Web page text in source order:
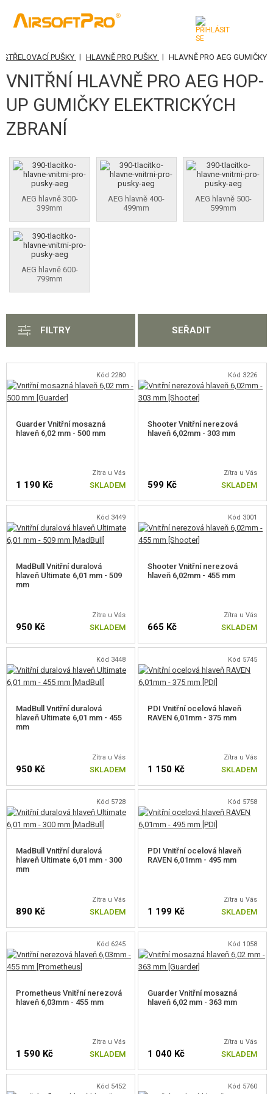
KATEGORIE
AIRSOFTOVÉ ZBRANĚ
KULIČKY, PLYN
AKUMULÁTORY, NABÍJEČKY
BRÝLE, MASKY
VÝSTROJ, UNIFORMY, POUZDRA
VYSÍLAČKY, HEADSETY, KAMERY
DOPLŇKY KE ZBRANÍM, POPRUHY
NÁHRADNÍ DÍLY, UPGRADE
PRO ELEKTRICKÉ ZBRANĚ - VNĚJŠÍ
PRO VSR, BAR10, MB03, CM.701
PRO SNOW WOLF M24
PRO CYMA M24 (CM.702)
PRO WELL MB01,4,5,8,14
PRO TM AWS, WELL MB44XX
PRO SNOW WOLF KAR98K
PRO CYMA CM.703, 707
PRO SILVERBACK HTI
PRO SILVERBACK TAC-41
PRO ARES AMOEBA STRIKER
PRO SW SV-98
HLAVNĚ PRO PUŠKY
HLAVNĚ PRO AEG GUMIČKY
AEG HLAVNĚ 300-399MM
AEG HLAVNĚ 400-499MM
AEG HLAVNĚ 600-799MM
HOP-UP GUMIČKY
PUŠKY | HLAVNĚ PRO PUŠKY | HLAVNĚ PRO AEG GUMIČKY
VNITŘNÍ HLAVNĚ PRO AEG HOP-
UP GUMIČKY ELEKTRICKÝCH
ZBRANÍ
AEG hlavně 300-
399mm
AEG hlavně 400-
499mm
AEG hlavně 500-
599mm
AEG hlavně 600-
799mm
FILTRY SEŘADIT
Kód 2280
Guarder Vnitřní mosazná
hlaveň 6,02 mm - 500 mm
Zítra u Vás
1 190 Kč SKLADEM
Kód 3226
Shooter Vnitřní nerezová
hlaveň 6,02mm - 303 mm
Zítra u Vás
599 Kč SKLADEM
Kód 3449
MadBull Vnitřní duralová
hlaveň Ultimate 6,01 mm - 509
mm
Zítra u Vás
950 Kč SKLADEM
Kód 3001
Shooter Vnitřní nerezová
hlaveň 6,02mm - 455 mm
Zítra u Vás
665 Kč SKLADEM
Kód 3448
MadBull Vnitřní duralová
hlaveň Ultimate 6,01 mm - 455
mm
Zítra u Vás
950 Kč SKLADEM
Kód 5745
PDI Vnitřní ocelová hlaveň
RAVEN 6,01mm - 375 mm
Zítra u Vás
1 150 Kč SKLADEM
Kód 5728
MadBull Vnitřní duralová
hlaveň Ultimate 6,01 mm - 300
mm
Zítra u Vás
890 Kč SKLADEM
Kód 5758
PDI Vnitřní ocelová hlaveň
RAVEN 6,01mm - 495 mm
Zítra u Vás
1 199 Kč SKLADEM
Kód 6245
Prometheus Vnitřní nerezová
hlaveň 6,03mm - 455 mm
Zítra u Vás
1 590 Kč SKLADEM
Kód 1058
Guarder Vnitřní mosazná
hlaveň 6,02 mm - 363 mm
Zítra u Vás
1 040 Kč SKLADEM
Kód 5452 Kód 5760